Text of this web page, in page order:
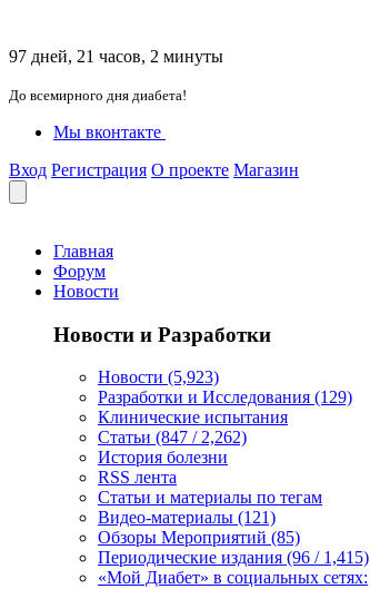
97 дней, 21 часов, 2 минуты
До всемирного дня диабета!
Мы вконтакте
Вход Регистрация О проекте Магазин
Главная
Форум
Новости
Новости и Разработки
Новости (5,923)
Разработки и Исследования (129)
Клинические испытания
Статьи (847 / 2,262)
История болезни
RSS лента
Статьи и материалы по тегам
Видео-материалы (121)
Обзоры Мероприятий (85)
Периодические издания (96 / 1,415)
«Мой Диабет» в социальных сетях: